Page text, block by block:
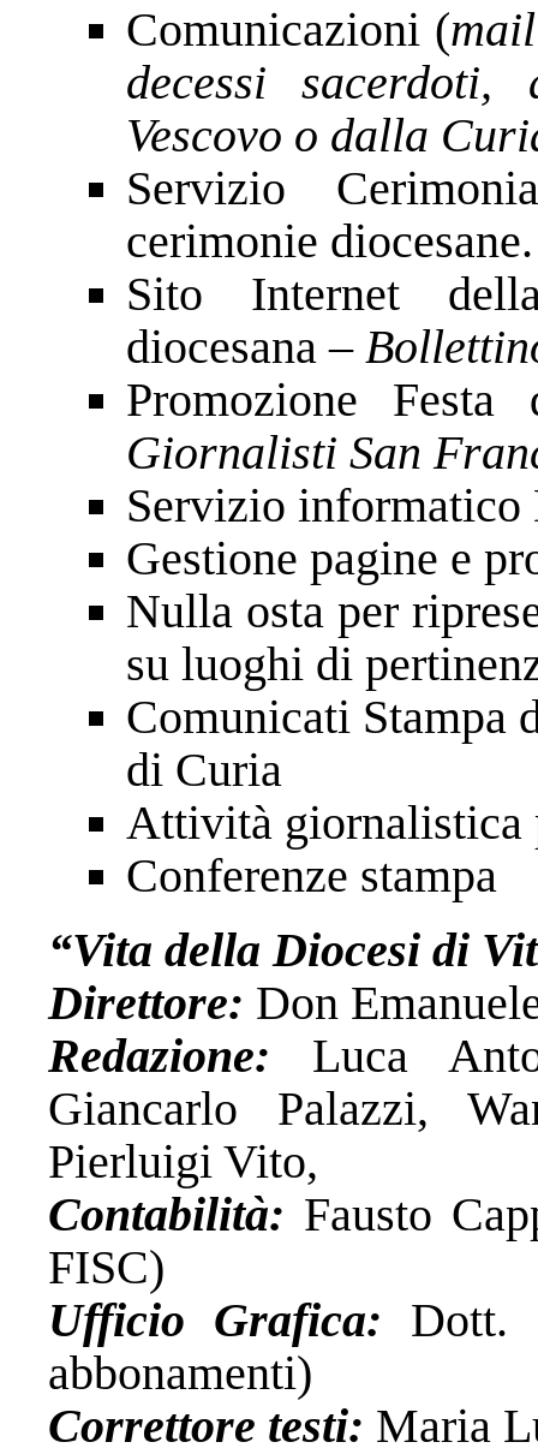
Comunicazioni (
decessi
Vescovo o dalla
Servizio
cerimonie diocesane.
Sito Internet
diocesana –
Promozione
Giornalisti San
Servizio informatico
Gestione pagine e
Nulla osta per
su luoghi di
Comunicati Stampa
di Curia
Attività giornalistica
Conferenze stampa
“Vita della Diocesi di
Direttore: Don
Redazione: Luca
Giancarlo Palazzi,
Pierluigi Vito,
Contabilità: Fausto
FISC)
Ufficio Grafica: Dott.
abbonamenti)
Correttore testi: Maria